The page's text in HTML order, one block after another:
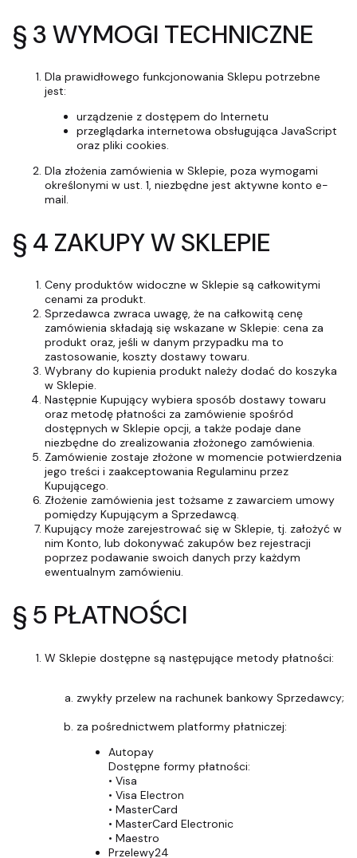
§ 3 WYMOGI TECHNICZNE
Dla prawidłowego funkcjonowania Sklepu potrzebne
jest:
urządzenie z dostępem do Internetu
przeglądarka internetowa obsługująca JavaScript
oraz pliki cookies.
Dla złożenia zamówienia w Sklepie, poza wymogami
określonymi w ust. 1, niezbędne jest aktywne konto e-
mail.
§ 4 ZAKUPY W SKLEPIE
Ceny produktów widoczne w Sklepie są całkowitymi
cenami za produkt.
Sprzedawca zwraca uwagę, że na całkowitą cenę
zamówienia składają się wskazane w Sklepie: cena za
produkt oraz, jeśli w danym przypadku ma to
zastosowanie, koszty dostawy towaru.
Wybrany do kupienia produkt należy dodać do koszyka
w Sklepie.
Następnie Kupujący wybiera sposób dostawy towaru
oraz metodę płatności za zamówienie spośród
dostępnych w Sklepie opcji, a także podaje dane
niezbędne do zrealizowania złożonego zamówienia.
Zamówienie zostaje złożone w momencie potwierdzenia
jego treści i zaakceptowania Regulaminu przez
Kupującego.
Złożenie zamówienia jest tożsame z zawarciem umowy
pomiędzy Kupującym a Sprzedawcą.
Kupujący może zarejestrować się w Sklepie, tj. założyć w
nim Konto, lub dokonywać zakupów bez rejestracji
poprzez podawanie swoich danych przy każdym
ewentualnym zamówieniu.
§ 5 PŁATNOŚCI
W Sklepie dostępne są następujące metody płatności:
zwykły przelew na rachunek bankowy Sprzedawcy;
za pośrednictwem platformy płatniczej:
Autopay
Dostępne formy płatności:
• Visa
• Visa Electron
• MasterCard
• MasterCard Electronic
• Maestro
Przelewy24